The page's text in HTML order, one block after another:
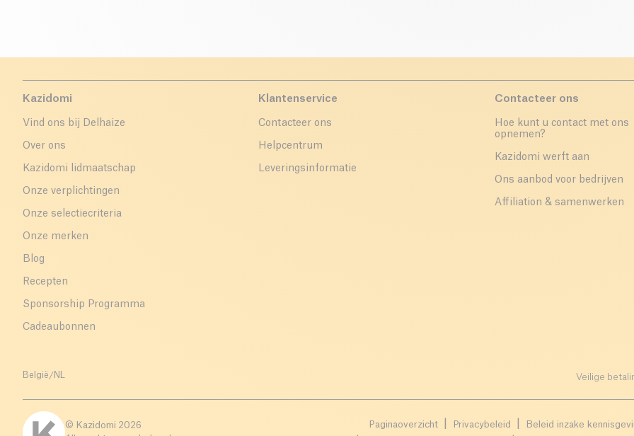
Kazidomi
Vind ons bij Delhaize
Over ons
Kazidomi lidmaatschap
Onze verplichtingen
Onze selectiecriteria
Onze merken
Blog
Recepten
Sponsorship Programma
Cadeaubonnen
Klantenservice
Contacteer ons
Helpcentrum
Leveringsinformatie
Contacteer ons
Hoe kunt u contact met ons
opnemen?
Kazidomi werft aan
Ons aanbod voor bedrijven
Affiliation & samenwerken
België/ NL Veilige
© Kazidomi 2026
Paginaoverzicht Privacybeleid
Beleid inzake